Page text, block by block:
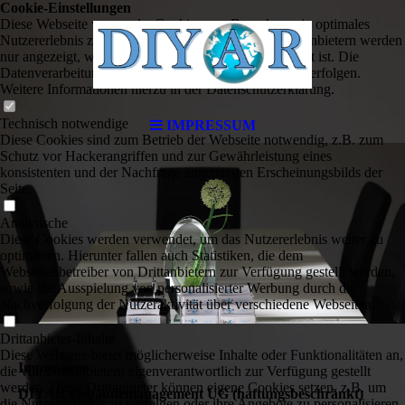
IMPRESSUM
Impressum
DIYAR Gebäudemanagement UG (haftungsbeschränkt)
Cookie-Einstellungen
Diese Webseite verwendet Cookies, um Besuchern ein optimales
Nutzererlebnis zu bieten. Bestimmte Inhalte von Drittanbietern werden
nur angezeigt, wenn die entsprechende Option aktiviert ist. Die
Datenverarbeitung kann dann auch in einem Drittland erfolgen.
Weitere Informationen hierzu in der Datenschutzerklärung.
Technisch notwendige
Diese Cookies sind zum Betrieb der Webseite notwendig, z.B. zum
Schutz vor Hackerangriffen und zur Gewährleistung eines
konsistenten und der Nachfrage angepassten Erscheinungsbilds der
Seite.
Analytische
Diese Cookies werden verwendet, um das Nutzererlebnis weiter zu
optimieren. Hierunter fallen auch Statistiken, die dem
Webseitenbetreiber von Drittanbietern zur Verfügung gestellt werden,
sowie die Ausspielung von personalisierter Werbung durch die
Nachverfolgung der Nutzeraktivität über verschiedene Webseiten.
Drittanbieter-Inhalte
Diese Webseite bietet möglicherweise Inhalte oder Funktionalitäten an,
die von Drittanbietern eigenverantwortlich zur Verfügung gestellt
werden. Diese Drittanbieter können eigene Cookies setzen, z.B. um